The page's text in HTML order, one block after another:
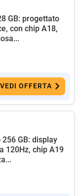
GB: progettato
con chip A18,
VEDI OFFERTA
GB: display
120Hz, chip A19